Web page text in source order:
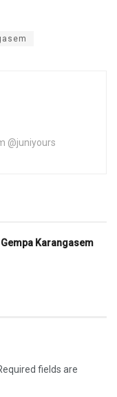
@juniyours
Karangasem
fields are